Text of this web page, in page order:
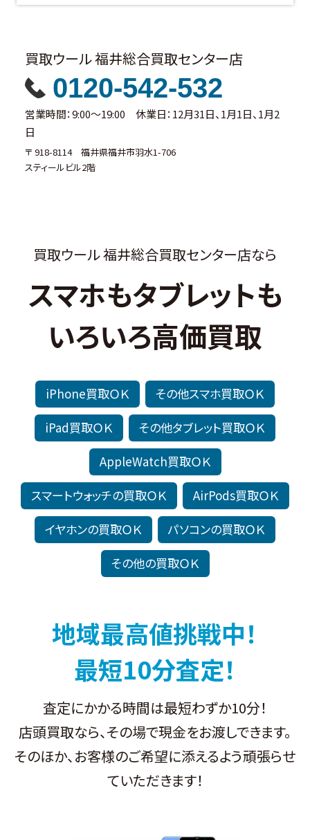
買取ウール 福井総合買取センター店
0120-542-532
営業時間：9:00～19:00 休業日：12月31日、1月1日、1月2
日
〒 918-8114 福井県福井市羽水1-706
スティールビル2階
買取ウール 福井総合買取センター店なら
スマホもタブレットも
いろいろ高価買取
iPhone買取
その他スマホ買取
iPad買取
その他タブレット買取
AppleWatch買取
スマートウォッチの買取
AirPods買取
イヤホンの買取
パソコンの買取
その他の買取
地域最高値挑戦中！
最短10分査定！
査定にかかる時間は最短わずか10分！
店頭買取なら、その場で現金をお渡しできます。
そのほか、お客様のご希望に添えるよう頑張らせ
ていただきます！